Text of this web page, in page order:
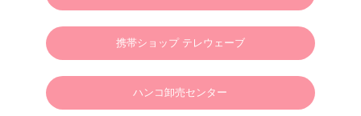
英語やタガログ語を話せる方向けプラン【 カメラマン＆ヘアメイクのみの手配と
なりますので、衣装などは全てお客様でご用意ください。128,000円(税別)】
新年のご挨拶
謹んで新年のご挨拶を申し上げます。
旧年中は格別のご支援、ご愛顧を賜り、心より御礼申し上げます。
新しい年が、皆さまにとりまして、幸多き年となりますよう心よりお祈り申し上げ
携帯ショップ テレウェーブ
ハンコ卸売センター